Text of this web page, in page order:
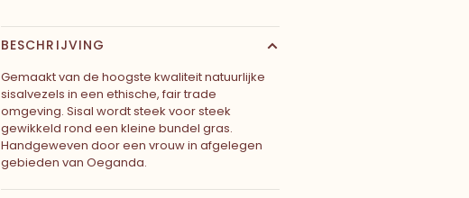
BESCHRIJVING
Gemaakt van de hoogste kwaliteit natuurlijke
sisalvezels in een ethische, fair trade
omgeving. Sisal wordt steek voor steek
gewikkeld rond een kleine bundel gras.
Handgeweven door een vrouw in afgelegen
gebieden van Oeganda.